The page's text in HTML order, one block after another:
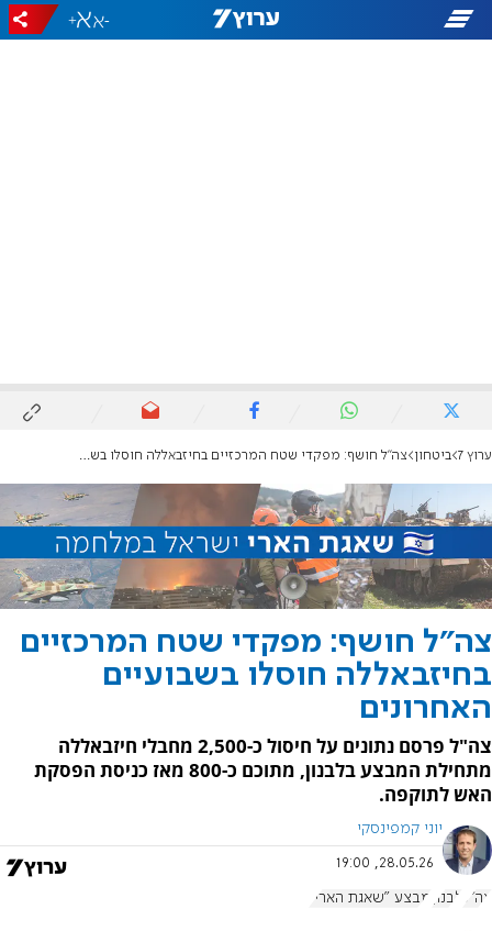
-
+
ערוץ 7 ביטחון צה"ל חושף: מפקדי שטח המרכזיים בחיזבאללה חוסלו בשבועיים האחרונים
צה"ל חושף: מפקדי שטח המרכזיים
בחיזבאללה חוסלו בשבועיים
האחרונים
צה"ל פרסם נתונים על חיסול כ-2,500 מחבלי חיזבאללה
מתחילת המבצע בלבנון, מתוכם כ-800 מאז כניסת הפסקת
האש לתוקפה.
יוני קמפינסקי
28.05.26, 19:00
צה"ל לבנון מבצע "שאגת הארי"